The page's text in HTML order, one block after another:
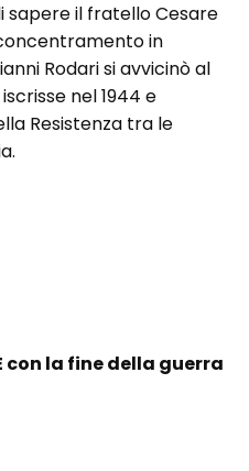
sapere il fratello Cesare
in
Rodari si avvicinò al
nel 1944 e
Resistenza tra le
con la fine della guerra